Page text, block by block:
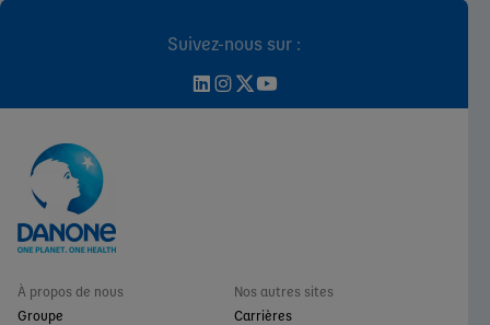
Suivez-nous sur :
À propos de nous
Groupe
Nos autres sites
Carrières